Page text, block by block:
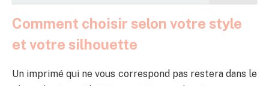
Comment choisir selon votre style
et votre silhouette
Un imprimé qui ne vous correspond pas restera dans le